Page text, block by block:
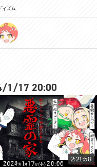
ィズム
1/17 20:00
2:21:58